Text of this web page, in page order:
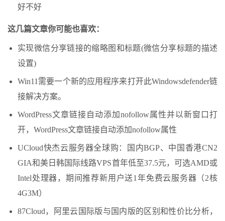
好不好
这几篇文章你可能也喜欢：
实现微信分享链接的缩略图和标题(微信分享标题的描述
设置)
Win11需要一个新的应用程序来打开此Windowsdefender链
接解决方案。
WordPress文章链接自动添加nofollow属性并以新窗口打
开，WordPress文章链接自动添加nofollow属性
UCloud快杰云服务器全球购：国内BGP、中国香港CN2
GIA和美日韩国际线路VPS首年低至37.5元，可选AMD或
Intel处理器，期间推荐新用户送1年免费云服务器（2核
4G3M）
87Cloud，阿里云国际版与国内版的区别和性价比分析，